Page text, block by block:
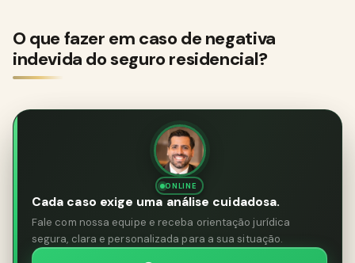
O que fazer em caso de negativa
indevida do seguro residencial?
ONLINE
Cada caso exige uma análise cuidadosa.
Fale com nossa equipe e receba orientação jurídica
segura, clara e personalizada para a sua situação.